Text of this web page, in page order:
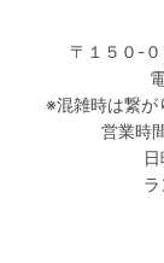
〒１５０-
※混雑時は繋が
営業時